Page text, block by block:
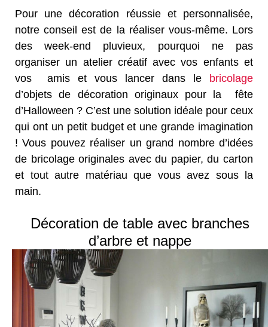
Pour une décoration réussie et personnalisée,
notre conseil est de la réaliser vous-même. Lors
des week-end pluvieux, pourquoi ne pas
organiser un atelier créatif avec vos enfants et
vos amis et vous lancer dans le bricolage
d’objets de décoration originaux pour la fête
d’Halloween ? C’est une solution idéale pour ceux
qui ont un petit budget et une grande imagination
! Vous pouvez réaliser un grand nombre d’idées
de bricolage originales avec du papier, du carton
et tout autre matériau que vous avez sous la
main.
Décoration de table avec branches
d’arbre et nappe